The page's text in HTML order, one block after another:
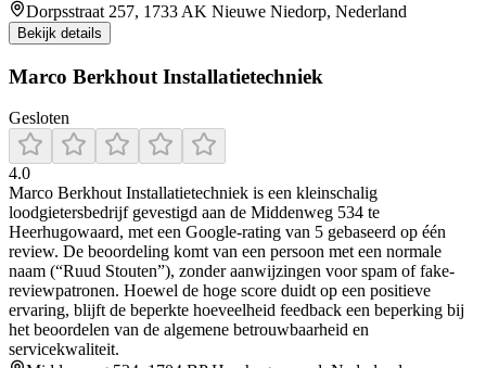
Dorpsstraat 257, 1733 AK Nieuwe Niedorp, Nederland
Bekijk details
Marco Berkhout Installatietechniek
Gesloten
4.0
Marco Berkhout Installatietechniek is een kleinschalig
loodgietersbedrijf gevestigd aan de Middenweg 534 te
Heerhugowaard, met een Google-rating van 5 gebaseerd op één
review. De beoordeling komt van een persoon met een normale
naam (“Ruud Stouten”), zonder aanwijzingen voor spam of fake-
reviewpatronen. Hoewel de hoge score duidt op een positieve
ervaring, blijft de beperkte hoeveelheid feedback een beperking bij
het beoordelen van de algemene betrouwbaarheid en
servicekwaliteit.